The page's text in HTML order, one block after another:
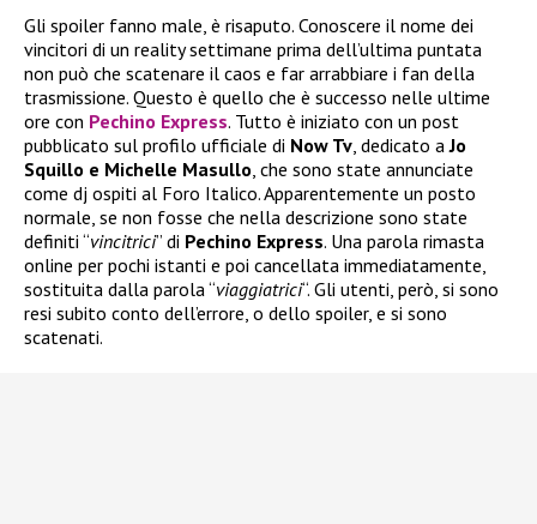
Gli spoiler fanno male, è risaputo. Conoscere il nome dei
vincitori di un reality settimane prima dell’ultima puntata
non può che scatenare il caos e far arrabbiare i fan della
trasmissione. Questo è quello che è successo nelle ultime
ore con Pechino Express. Tutto è iniziato con un post
pubblicato sul profilo ufficiale di Now Tv, dedicato aJo
Squillo e Michelle Masullo, che sono state annunciate
come dj ospiti al Foro Italico. Apparentemente un posto
normale, se non fosse che nella descrizione sono state
definiti “vincitrici” di Pechino Express. Una parola rimasta
online per pochi istanti e poi cancellata immediatamente,
sostituita dalla parola “viaggiatrici“. Gli utenti, però, si sono
resi subito conto dell’errore, o dello spoiler, e si sono
scatenati.